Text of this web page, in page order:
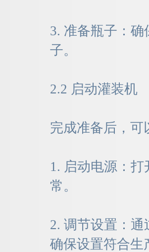
3. 准备瓶子：
子。
2.2 启动灌装机
完成准备后，可
1. 启动电源：
常。
2. 调节设置：
确保设置符合生